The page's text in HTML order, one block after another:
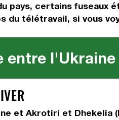
pays, certains fuseaux
du télétravail, si vous
entre
et Akrotiri et Dhekelia